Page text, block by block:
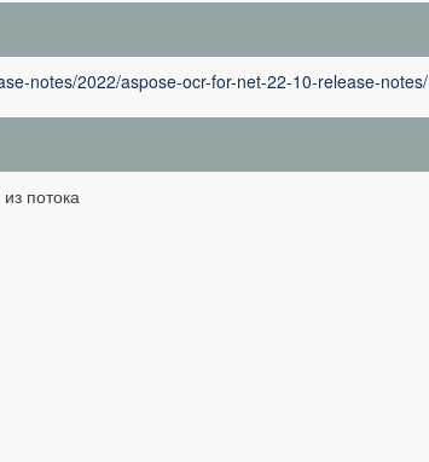
notes/2022/aspose-ocr-for-net-22-10-release-notes/
потока